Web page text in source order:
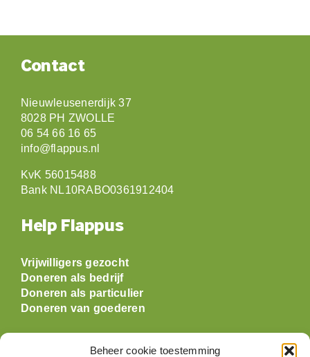
Beheer cookie toestemming
Contact
Nieuwleusenerdijk 37
8028 PH ZWOLLE
06 54 66 16 65
info@flappus.nl
KvK 56015488
Bank NL10RABO0361912404
Help Flappus
Vrijwilligers gezocht
Doneren als bedrijf
Doneren als particulier
Doneren van goederen
Openingstijden